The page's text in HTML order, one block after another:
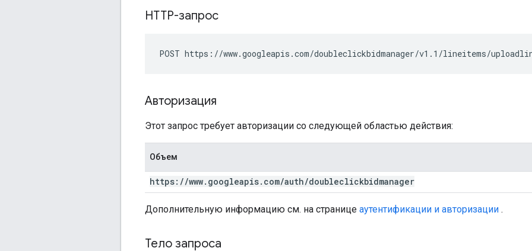
HTTP-запрос
POST https://www.googleapis.com/doubleclickbidmanager/v1.1/lineitems/
Авторизация
Этот запрос требует авторизации со следующей областью действия:
Объем
https: //www. googleapis. com/auth/doubleclickbidmanager
Дополнительную информацию см. на странице аутентификации и авторизации .
Тело запроса